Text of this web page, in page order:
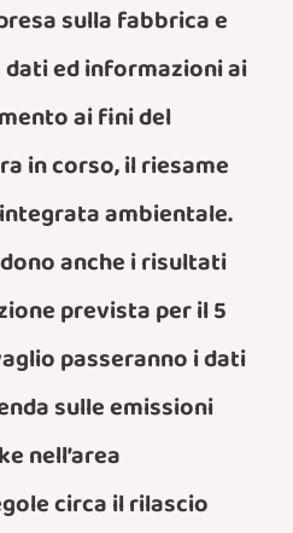
sulla fabbrica e
ed informazioni ai
ai fini del
in corso, il riesame
ambientale.
anche i risultati
prevista per il 5
passeranno i dati
sulle emissioni
nell’area
circa il rilascio